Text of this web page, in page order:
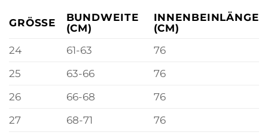
GRÖSSE
BUNDWEITE
(CM)
INNENBEINLÄNGE
(CM)
24
61-63
76
25
63-66
76
26
66-68
76
27
68-71
76